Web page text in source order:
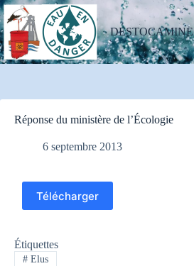
Passer
au
contenu
DESTOCAMINE
Réponse du ministère de l’Écologie
6 septembre 2013
Télécharger
Étiquettes
#Elus